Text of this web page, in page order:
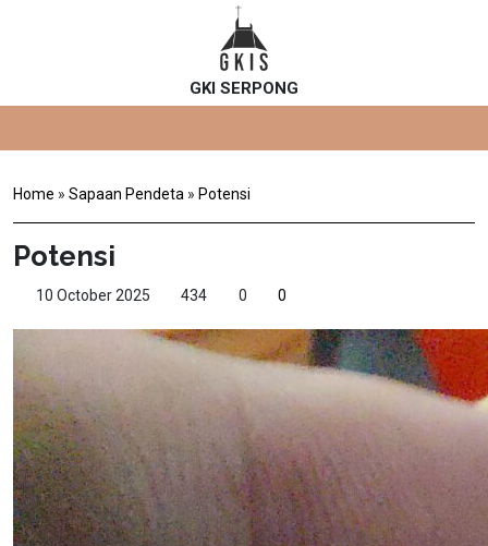
GKI SERPONG
Home » Sapaan Pendeta » Potensi
Potensi
10 October 2025 434 0 0